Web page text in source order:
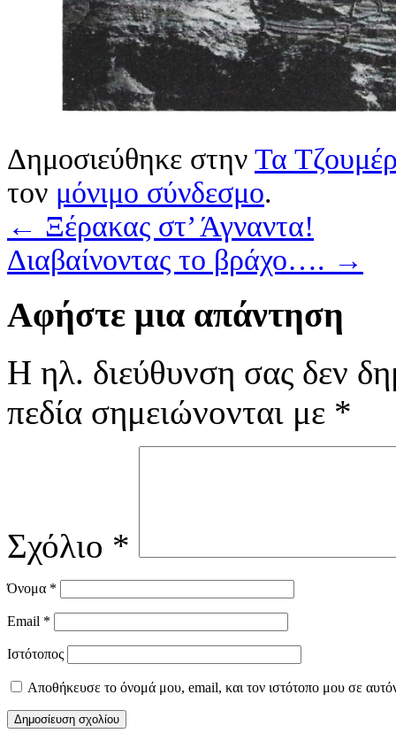
Δημοσιεύθηκε στην Τα
τον μόνιμο σύνδεσμο.
← Ξέρακας στ’ Άγναντα!
Διαβαίνοντας το βράχο…. →
Αφήστε μια απάντηση
Η ηλ. διεύθυνση σας δεν
πεδία σημειώνονται με *
Σχόλιο *
Όνομα *
Email *
Ιστότοπος
Αποθήκευσε το όνομά μου, email, και τον ιστότοπο μου σε